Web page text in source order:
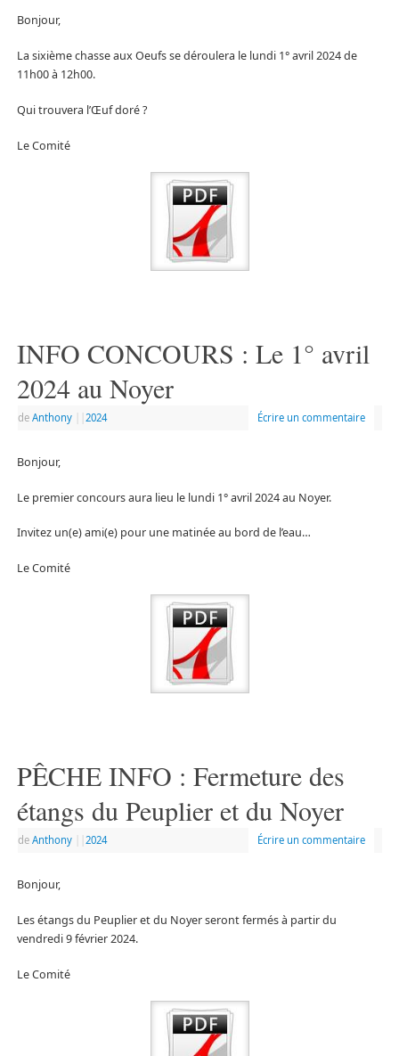
Bonjour,
La sixième chasse aux Oeufs se déroulera le lundi 1° avril 2024 de
11h00 à 12h00.
Qui trouvera l’Œuf doré ?
Le Comité
INFO CONCOURS : Le 1° avril
2024 au Noyer
de Anthony 2024 Écrire un commentaire
Bonjour,
Le premier concours aura lieu le lundi 1° avril 2024 au Noyer.
Invitez un(e) ami(e) pour une matinée au bord de l’eau…
Le Comité
PÊCHE INFO : Fermeture des
étangs du Peuplier et du Noyer
de Anthony 2024 Écrire un commentaire
Bonjour,
Les étangs du Peuplier et du Noyer seront fermés à partir du
vendredi 9 février 2024.
Le Comité